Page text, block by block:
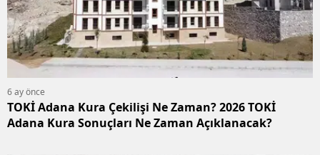
6 ay önce
TOKİ Adana Kura Çekilişi Ne Zaman? 2026 TOKİ
Adana Kura Sonuçları Ne Zaman Açıklanacak?